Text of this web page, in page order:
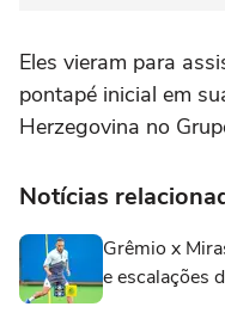
Eles vieram ⁠para
pontapé inicial em
Herzegovina no
Notícias
Grêmio x
e escalações